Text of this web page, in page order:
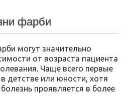
фарби
могут значительно
от возраста пациента
Чаще всего первые
детстве или юности, хотя
проявляется в более